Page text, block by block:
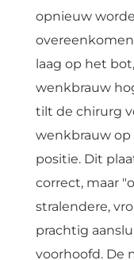
opnieuw
laag op het
wenkbrauw
tilt de chirurg
wenkbrauw op
positie. Dit
correct, maar
stralendere,
prachtig
voorhoofd. De